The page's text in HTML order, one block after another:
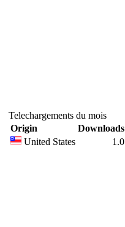
Telechargements du mois
Origin
Downloads
United States
1.0